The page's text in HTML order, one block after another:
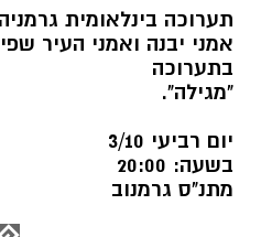
אמני יבנה ואמני העיר
בתערוכה
"מגילה".
יום רביעי 3/10
בשעה: 20:00
מתנ"ס גרמנוב